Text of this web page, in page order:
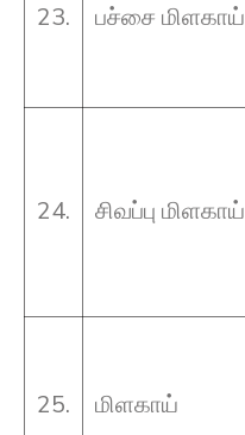
23. பச்சை மிளகாய்
24. சிவப்பு மிளகாய்
25. மிளகாய்